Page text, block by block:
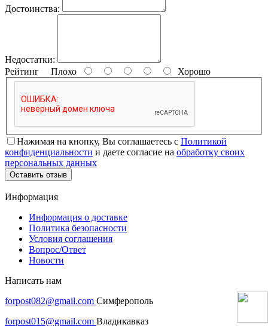
Достоинства:
Недостатки:
Рейтинг Плохо Хорошо
Нажимая на кнопку, Вы соглашаетесь с Политикой
конфиденциальности и даете согласие на обработку своих
персональных данных
Оставить отзыв
Информация
Информация о доставке
Политика безопасности
Условия соглашения
Вопрос/Ответ
Новости
Написать нам
forpost082@gmail.com Симферополь
forpost015@gmail.com Владикавказ